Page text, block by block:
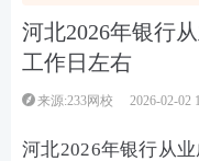
河北​2026年银行
工作日左右
来源:233网校 2026-02-02
河北2026年银行从